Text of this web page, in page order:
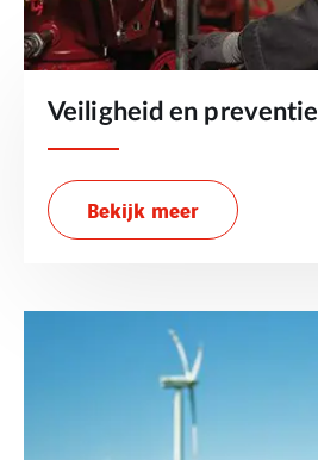
Veiligheid en preventie
Bekijk meer